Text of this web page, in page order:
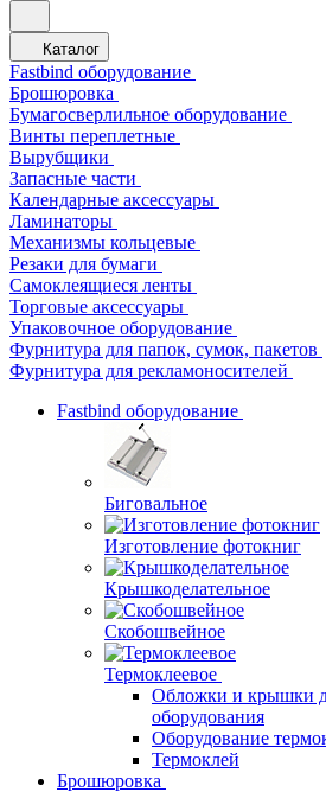
Каталог
Fastbind оборудование
Брошюровка
Бумагосверлильное оборудование
Винты переплетные
Вырубщики
Запасные части
Календарные аксессуары
Ламинаторы
Механизмы кольцевые
Резаки для бумаги
Самоклеящиеся ленты
Торговые аксессуары
Упаковочное оборудование
Фурнитура для папок, сумок, пакетов
Фурнитура для рекламоносителей
Fastbind оборудование
Биговальное
Изготовление фотокниг
Крышкоделательное
Скобошвейное
Термоклеевое
Обложки и крышки
оборудования
Оборудование
Термоклей
Брошюровка